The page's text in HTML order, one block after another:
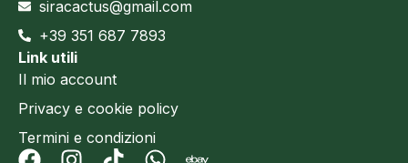
siracactus@gmail.com
+39 351 687 7893
Link utili
Il mio account
Privacy e cookie policy
Termini e condizioni